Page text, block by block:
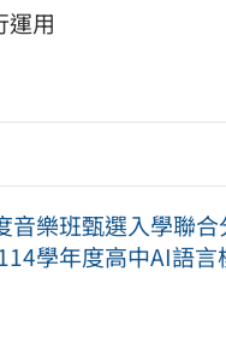
運用
音樂班甄選入學聯
114學年度高中AI語